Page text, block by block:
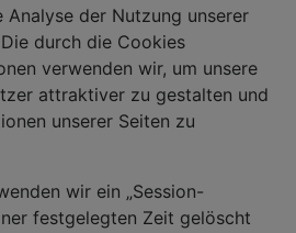
Analyse der Nutzung unserer
durch die Cookies
verwenden wir, um unsere
attraktiver zu gestalten und
unserer Seiten zu
wir ein „Session-
festgelegten Zeit gelöscht